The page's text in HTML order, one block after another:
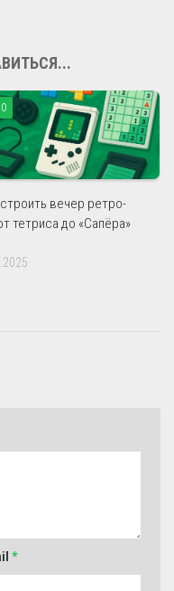
0
вечер ретро-
тетриса до «Сапёра»
*